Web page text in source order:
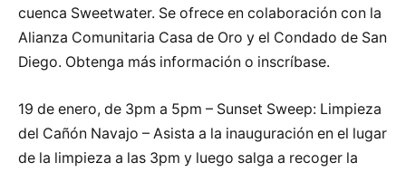
cuenca Sweetwater. Se ofrece en colaboración con la
Alianza Comunitaria Casa de Oro y el Condado de San
Diego. Obtenga más información o inscríbase.
19 de enero, de 3pm a 5pm – Sunset Sweep: Limpieza
del Cañón Navajo – Asista a la inauguración en el lugar
de la limpieza a las 3pm y luego salga a recoger la